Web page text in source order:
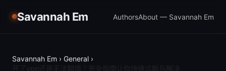
Savannah Em AuthorsAbout — Savannah Em
Savannah Em › General ›